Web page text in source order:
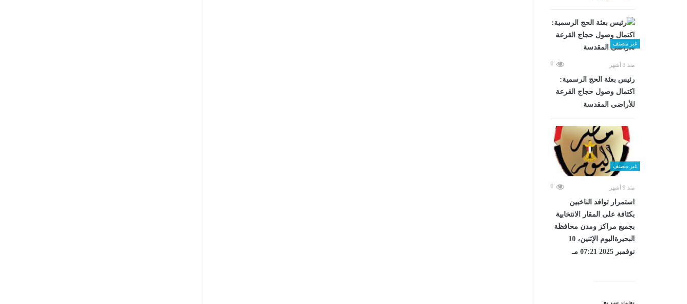
غير مصنف
منذ 3 أشهر 0
رئيس بعثة الحج الرسمية:
اكتمال وصول حجاج القرعة
للأراضى المقدسة
غير مصنف
منذ 9 أشهر 0
استمرار توافد الناخبين
بكثافة على المقار الانتخابية
بجميع مراكز ومدن محافظة
البحيرةاليوم الإثنين، 10
نوفمبر 2025 07:21 مـ
بحث سريع: